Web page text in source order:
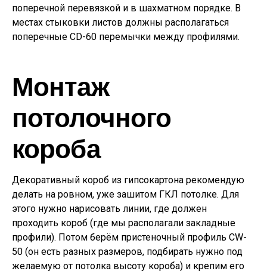
поперечной перевязкой и в шахматном порядке. В
местах стыковки листов должны располагаться
поперечные CD-60 перемычки между профилями.
Монтаж
потолочного
короба
Декоративный короб из гипсокартона рекомендую
делать на ровном, уже зашитом ГКЛ потолке. Для
этого нужно нарисовать линии, где должен
проходить короб (где мы располагали закладные
профили). Потом берём пристеночный профиль CW-
50 (он есть разных размеров, подбирать нужно под
желаемую от потолка высоту короба) и крепим его